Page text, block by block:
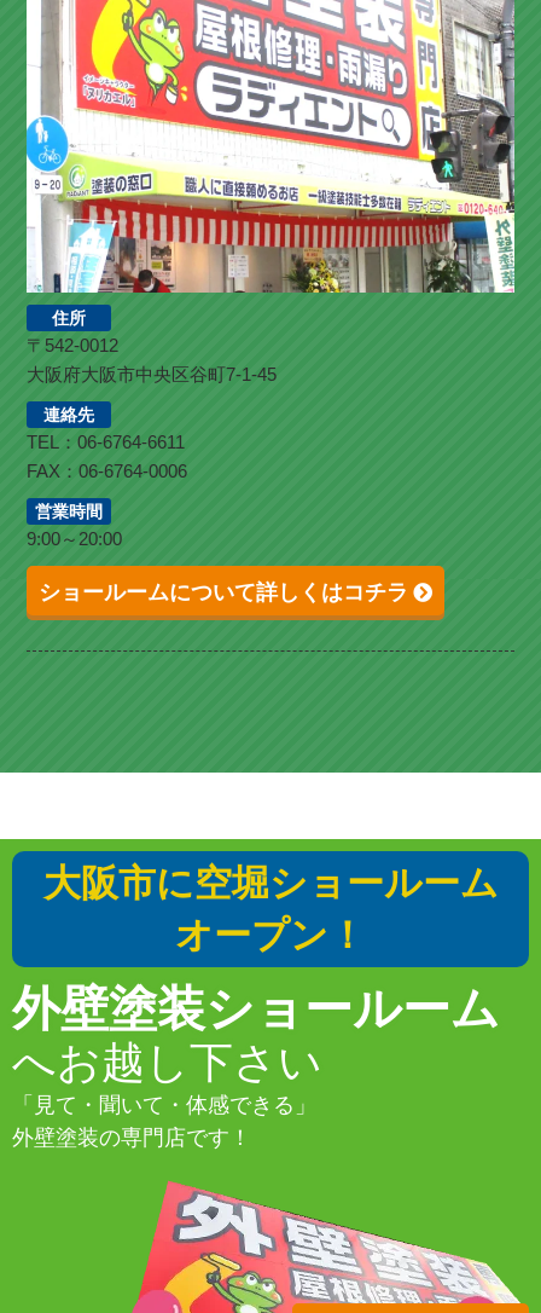
住所
〒542-0012
大阪府大阪市中央区谷町7-1-45
連絡先
TEL：06-6764-6611
FAX：06-6764-0006
営業時間
9:00～20:00
ショールームについて詳しくはコチラ
大阪市に空堀ショールーム
オープン！
外壁塗装ショールーム
へお越し下さい
「見て・聞いて・体感できる」
外壁塗装の専門店です！